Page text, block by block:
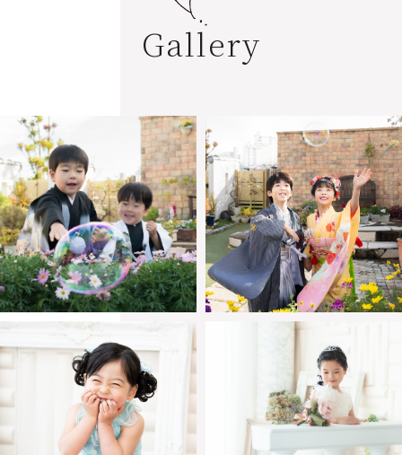
Gallery